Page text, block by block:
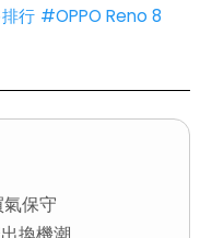
行 #OPPO Reno 8
保守